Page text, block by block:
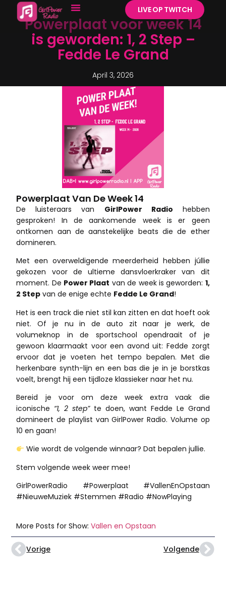
LIVE OP TWITCH
Powerplaat voor week 14
is geworden: 1, 2 Step –
Fedde Le Grand
April 3, 2026
Powerplaat Van De Week 14
De luisteraars van GirlPower Radio hebben
gesproken! In de aankomende week is er geen
ontkomen aan de aanstekelijke beats die de ether
domineren.
Met een overweldigende meerderheid hebben júllie
gekozen voor de ultieme dansvloerkraker van dit
moment. De Power Plaat van de week is geworden: 1,
2 Step van de enige echte Fedde Le Grand!
Het is een track die niet stil kan zitten en dat hoeft ook
niet. Of je nu in de auto zit naar je werk, de
volumeknop in de sportschool opendraait of je
gewoon klaarmaakt voor een avond uit: Fedde zorgt
ervoor dat je voeten het tempo bepalen. Met die
herkenbare synth-lijn en een bas die je in je borstkas
voelt, brengt hij een tijdloze klassieker naar het nu.
Bereid je voor om deze week extra vaak die
iconische“1, 2 step”te doen, want Fedde Le Grand
domineert de playlist van GirlPower Radio. Volume op
10 en gaan!
Wie wordt de volgende winnaar? Dat bepalen jullie.
Stem volgende week weer mee!
GirlPowerRadio #Powerplaat #VallenEnOpstaan
#NieuweMuziek #Stemmen #Radio #NowPlaying
More Posts for Show:Vallen en Opstaan
Vorige Volgende